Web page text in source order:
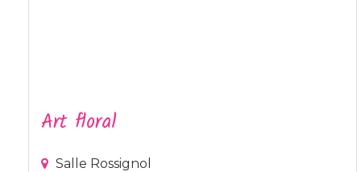
Art floral
Salle Rossignol